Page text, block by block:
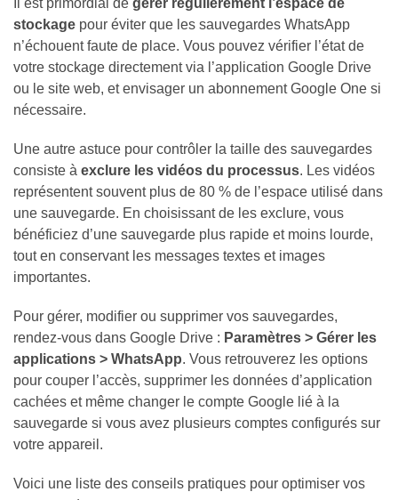
Il est primordial de gérer régulièrement l’espace de
stockage pour éviter que les sauvegardes WhatsApp
n’échouent faute de place. Vous pouvez vérifier l’état de
votre stockage directement via l’application Google Drive
ou le site web, et envisager un abonnement Google One si
nécessaire.
Une autre astuce pour contrôler la taille des sauvegardes
consiste à exclure les vidéos du processus. Les vidéos
représentent souvent plus de 80 % de l’espace utilisé dans
une sauvegarde. En choisissant de les exclure, vous
bénéficiez d’une sauvegarde plus rapide et moins lourde,
tout en conservant les messages textes et images
importantes.
Pour gérer, modifier ou supprimer vos sauvegardes,
rendez-vous dans Google Drive : Paramètres > Gérer les
applications > WhatsApp. Vous retrouverez les options
pour couper l’accès, supprimer les données d’application
cachées et même changer le compte Google lié à la
sauvegarde si vous avez plusieurs comptes configurés sur
votre appareil.
Voici une liste des conseils pratiques pour optimiser vos